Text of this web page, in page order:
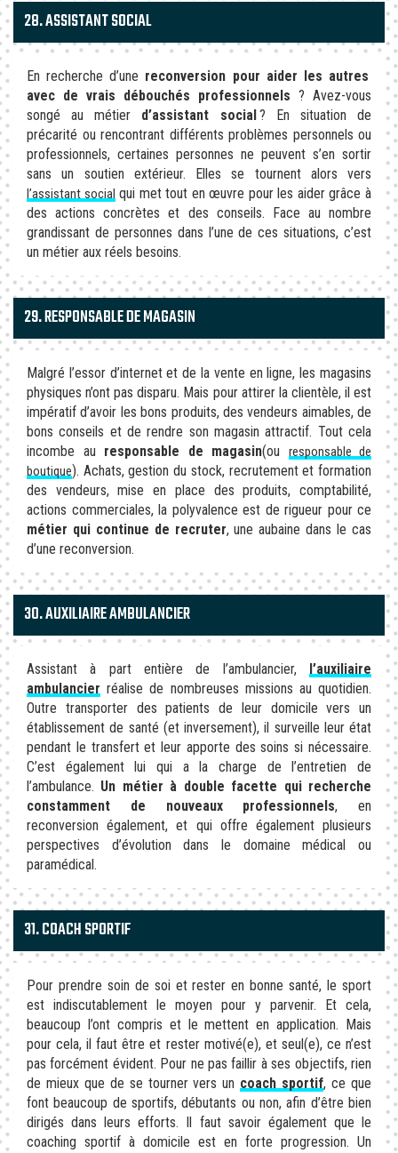
28. ASSISTANT SOCIAL
En recherche d’une reconversion pour aider les autres
avec de vrais débouchés professionnels ? Avez-vous
songé au métier d’assistant social ? En situation de
précarité ou rencontrant différents problèmes personnels ou
professionnels, certaines personnes ne peuvent s’en sortir
sans un soutien extérieur. Elles se tournent alors vers
l’assistant social qui met tout en œuvre pour les aider grâce à
des actions concrètes et des conseils. Face au nombre
grandissant de personnes dans l’une de ces situations, c’est
un métier aux réels besoins.
29. RESPONSABLE DE MAGASIN
Malgré l’essor d’internet et de la vente en ligne, les magasins
physiques n’ont pas disparu. Mais pour attirer la clientèle, il est
impératif d’avoir les bons produits, des vendeurs aimables, de
bons conseils et de rendre son magasin attractif. Tout cela
incombe au responsable de magasin(ou responsable de
boutique). Achats, gestion du stock, recrutement et formation
des vendeurs, mise en place des produits, comptabilité,
actions commerciales, la polyvalence est de rigueur pour ce
métier qui continue de recruter, une aubaine dans le cas
d’une reconversion.
30. AUXILIAIRE AMBULANCIER
Assistant à part entière de l’ambulancier,
l’auxiliaire
ambulancier réalise de nombreuses missions au quotidien.
Outre transporter des patients de leur domicile vers un
établissement de santé (et inversement), il surveille leur état
pendant le transfert et leur apporte des soins si nécessaire.
C’est également lui qui a la charge de l’entretien de
l’ambulance. Un métier à double facette qui recherche
constamment de nouveaux professionnels, en
reconversion également, et qui offre également plusieurs
perspectives d’évolution dans le domaine médical ou
paramédical.
31. COACH SPORTIF
Pour prendre soin de soi et rester en bonne santé, le sport
est indiscutablement le moyen pour y parvenir. Et cela,
beaucoup l’ont compris et le mettent en application. Mais
pour cela, il faut être et rester motivé(e), et seul(e), ce n’est
pas forcément évident. Pour ne pas faillir à ses objectifs, rien
de mieux que de se tourner vers un coach sportif, ce que
font beaucoup de sportifs, débutants ou non, afin d’être bien
dirigés dans leurs efforts. Il faut savoir également que le
coaching sportif à domicile est en forte progression. Un